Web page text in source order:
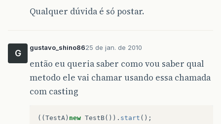
Qualquer dúvida é só postar.
G
gustavo_shino8625 de jan. de 2010
então eu queria saber como vou saber qual
metodo ele vai chamar usando essa chamada
com casting
(( TestA ) new TestB()). start ();